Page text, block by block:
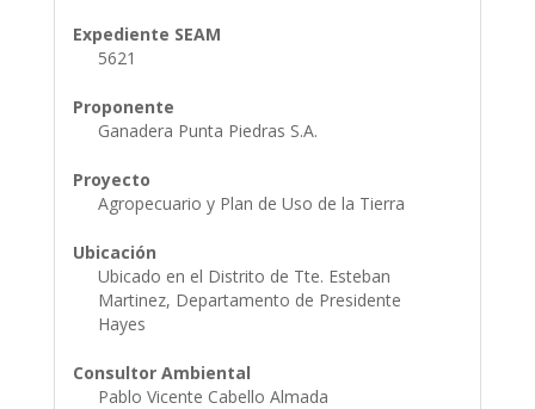
Expediente SEAM
5621
Proponente
Ganadera Punta Piedras S.A.
Proyecto
Agropecuario y Plan de Uso de la Tierra
Ubicación
Ubicado en el Distrito de Tte. Esteban
Martinez, Departamento de Presidente
Hayes
Consultor Ambiental
Pablo Vicente Cabello Almada